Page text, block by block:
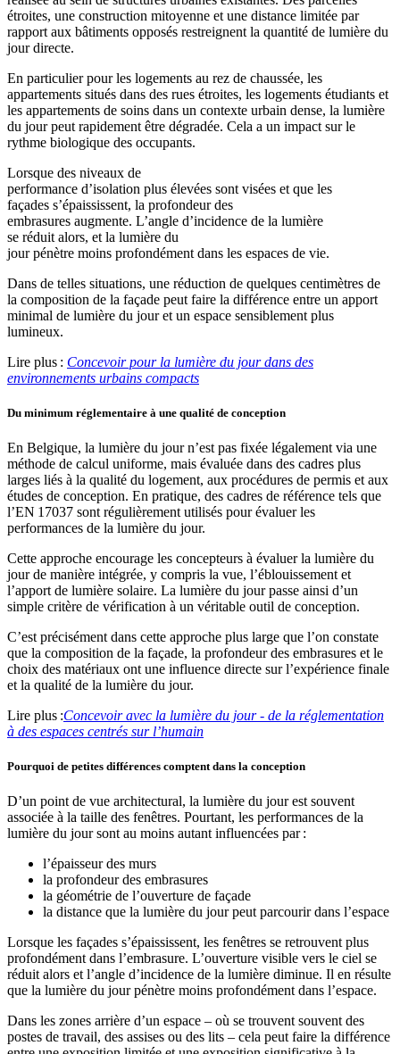
étroites, une construction mitoyenne et une distance limitée par
rapport aux bâtiments opposés restreignent la quantité de lumière du
jour directe.
En particulier pour les logements au rez de chaussée, les
appartements situés dans des rues étroites, les logements étudiants et
les appartements de soins dans un contexte urbain dense, la lumière
du jour peut rapidement être dégradée. Cela a un impact sur le
rythme biologique des occupants.
Lorsque des niveaux de
performance d’isolation plus élevées sont visées et que les
façades s’épaississent, la profondeur des
embrasures augmente. L’angle d’incidence de la lumière
se réduit alors, et la lumière du
jour pénètre moins profondément dans les espaces de vie.
Dans de telles situations, une réduction de quelques centimètres de
la composition de la façade peut faire la différence entre un apport
minimal de lumière du jour et un espace sensiblement plus
lumineux.
Lire plus : Concevoir pour la lumière du jour dans des
environnements urbains compacts
Du minimum réglementaire à une qualité de conception
En Belgique, la lumière du jour n’est pas fixée légalement via une
méthode de calcul uniforme, mais évaluée dans des cadres plus
larges liés à la qualité du logement, aux procédures de permis et aux
études de conception. En pratique, des cadres de référence tels que
l’EN 17037 sont régulièrement utilisés pour évaluer les
performances de la lumière du jour.
Cette approche encourage les concepteurs à évaluer la lumière du
jour de manière intégrée, y compris la vue, l’éblouissement et
l’apport de lumière solaire. La lumière du jour passe ainsi d’un
simple critère de vérification à un véritable outil de conception.
C’est précisément dans cette approche plus large que l’on constate
que la composition de la façade, la profondeur des embrasures et le
choix des matériaux ont une influence directe sur l’expérience finale
et la qualité de la lumière du jour.
Lire plus :Concevoir avec la lumière du jour - de la réglementation
à des espaces centrés sur l’humain
Pourquoi de petites différences comptent dans la conception
D’un point de vue architectural, la lumière du jour est souvent
associée à la taille des fenêtres. Pourtant, les performances de la
lumière du jour sont au moins autant influencées par :
l’épaisseur des murs
la profondeur des embrasures
la géométrie de l’ouverture de façade
la distance que la lumière du jour peut parcourir dans l’espace
Lorsque les façades s’épaississent, les fenêtres se retrouvent plus
profondément dans l’embrasure. L’ouverture visible vers le ciel se
réduit alors et l’angle d’incidence de la lumière diminue. Il en résulte
que la lumière du jour pénètre moins profondément dans l’espace.
Dans les zones arrière d’un espace – où se trouvent souvent des
postes de travail, des assises ou des lits – cela peut faire la différence